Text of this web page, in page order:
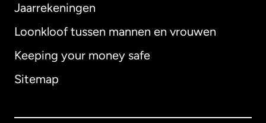
Jaarrekeningen
Loonkloof tussen mannen en vrouwen
Keeping your money safe
Sitemap
Australië